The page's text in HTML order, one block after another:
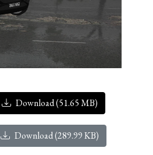
Download (51.65 MB)
Download (289.99 KB)